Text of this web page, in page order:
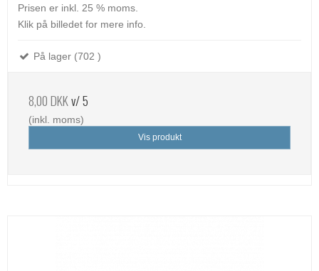
Prisen er inkl. 25 % moms.
Klik på billedet for mere info.
På lager (702 )
8,00 DKKv/ 5
(inkl. moms)
Vis produkt